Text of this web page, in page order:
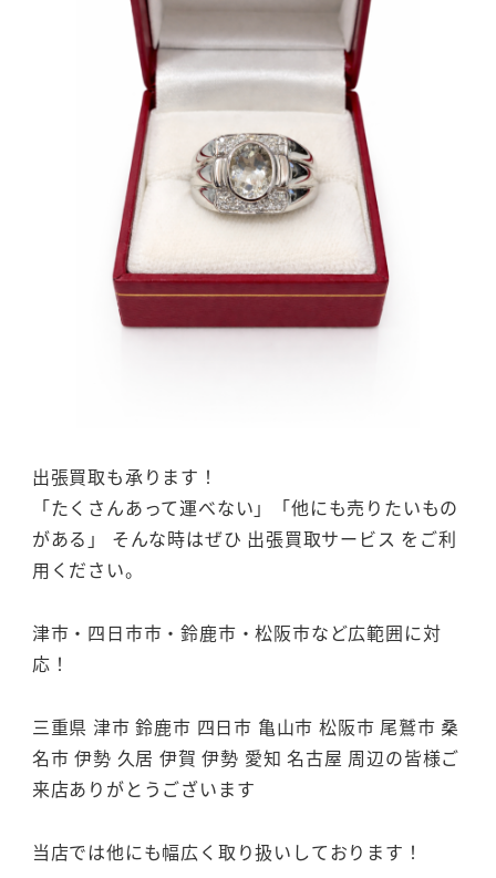
出張買取も承ります！
「たくさんあって運べない」「他にも売りたいもの
がある」 そんな時はぜひ 出張買取サービス をご利
用ください。
津市・四日市市・鈴鹿市・松阪市など広範囲に対
応！
三重県 津市 鈴鹿市 四日市 亀山市 松阪市 尾鷲市 桑
名市 伊勢 久居 伊賀 伊勢 愛知 名古屋 周辺の皆様ご
来店ありがとうございます
当店では他にも幅広く取り扱いしております！